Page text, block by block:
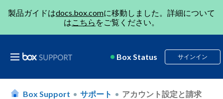
製品ガイドはdocs.box.comに移動しました。詳細について
はこちら をご覧ください。
Box Status サインイン
Box Support サポート アカウント設定と請求